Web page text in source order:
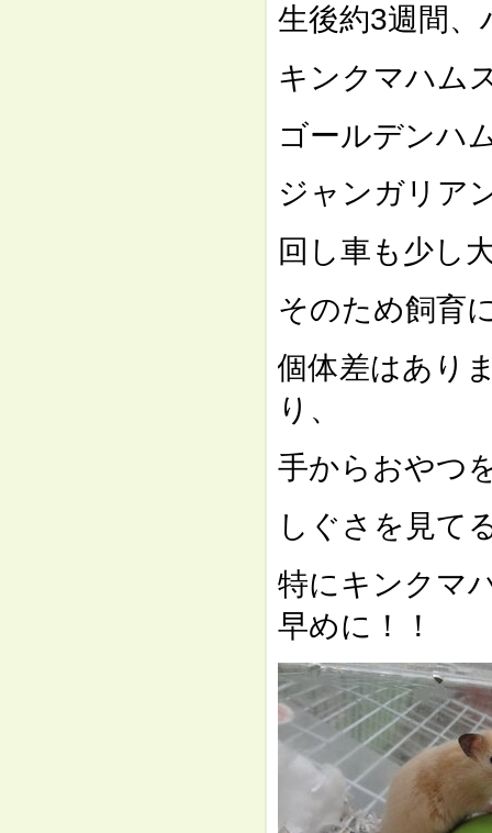
生後約3週間
キンクマハム
ゴールデンハ
ジャンガリア
回し車も少し
そのため飼育
個体差はあり
り、
手からおやつ
しぐさを見て
特にキンクマ
早めに！！